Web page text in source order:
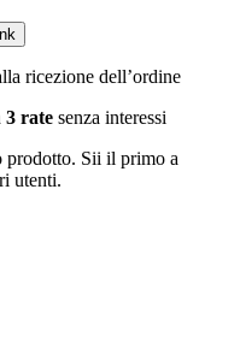
ricezione dell’ordine
3 rate senza interessi
prodotto. Sii il primo a
utenti.